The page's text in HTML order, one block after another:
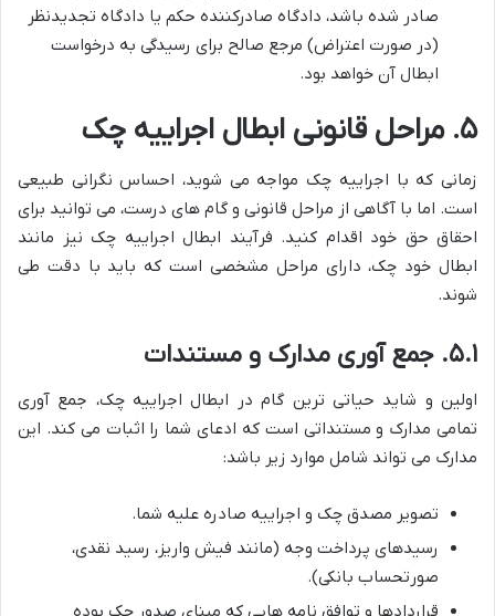
صادر شده باشد، دادگاه صادرکننده حکم یا دادگاه تجدیدنظر
(در صورت اعتراض) مرجع صالح برای رسیدگی به درخواست
ابطال آن خواهد بود.
۵. مراحل قانونی ابطال اجراییه چک
زمانی که با اجراییه چک مواجه می شوید، احساس نگرانی طبیعی
است. اما با آگاهی از مراحل قانونی و گام های درست، می توانید برای
احقاق حق خود اقدام کنید. فرآیند ابطال اجراییه چک نیز مانند
ابطال خود چک، دارای مراحل مشخصی است که باید با دقت طی
شوند.
۵.۱. جمع آوری مدارک و مستندات
اولین و شاید حیاتی ترین گام در ابطال اجراییه چک، جمع آوری
تمامی مدارک و مستنداتی است که ادعای شما را اثبات می کند. این
مدارک می تواند شامل موارد زیر باشد:
تصویر مصدق چک و اجراییه صادره علیه شما.
رسیدهای پرداخت وجه (مانند فیش واریز، رسید نقدی،
صورتحساب بانکی).
قراردادها و توافق نامه هایی که مبنای صدور چک بوده